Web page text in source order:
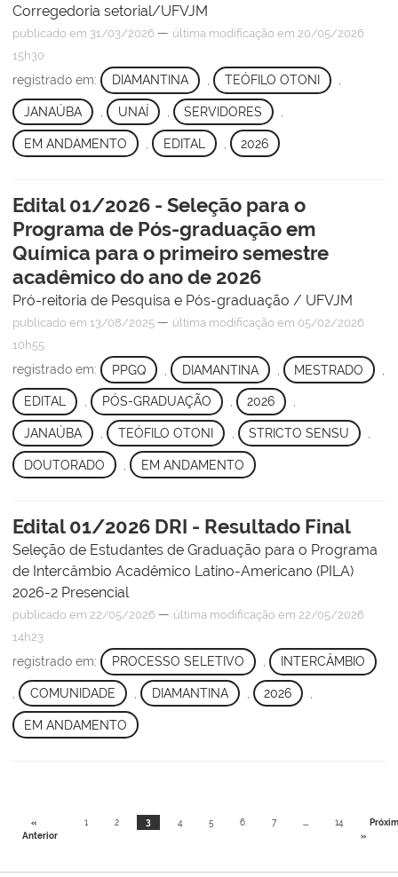
Corregedoria setorial/UFVJM
publicado em 31/03/2026 — última modificação em 20/05/2026
15h30
registrado em: DIAMANTINA , TEÓFILO OTONI ,
JANAÚBA UNAÍ SERVIDORES
EM ANDAMENTO EDITAL 2026
Edital 01/2026 - Seleção para o
Programa de Pós-graduação em
Química para o primeiro semestre
acadêmico do ano de 2026
Pró-reitoria de Pesquisa e Pós-graduação / UFVJM
publicado em 13/08/2025 — última modificação em 05/02/2026
10h55
registrado em: PPGQ DIAMANTINA MESTRADO
EDITAL , PÓS-GRADUAÇÃO , 2026 ,
JANAÚBA TEÓFILO OTONI STRICTO SENSU
DOUTORADO EM ANDAMENTO
Edital 01/2026 DRI - Resultado Final
Seleção de Estudantes de Graduação para o Programa
de Intercâmbio Acadêmico Latino-Americano (PILA)
2026-2 Presencial
publicado em 22/05/2026 — última modificação em 22/05/2026
14h23
registrado em: PROCESSO SELETIVO , INTERCÂMBIO
COMUNIDADE DIAMANTINA 2026
EM ANDAMENTO
«
Anterior
1 2 3 4 5 6 7 ... 14
»